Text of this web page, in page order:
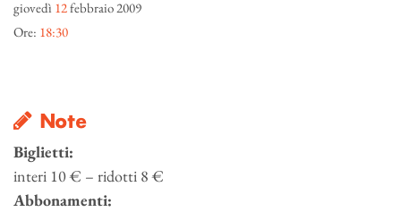
giovedì 12febbraio 2009
Ore: 18:30
Note
Biglietti:
interi 10 € – ridotti 8 €
Abbonamenti: